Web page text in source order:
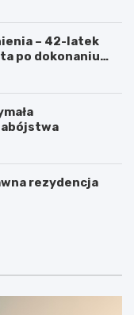
– 42-latek
po dokonaniu
rezydencja